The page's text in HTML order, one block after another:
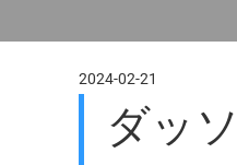
2024-02-21
ダッ